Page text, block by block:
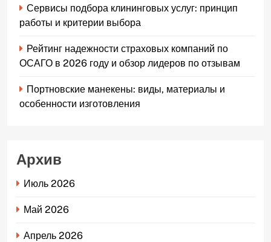
Сервисы подбора клининговых услуг: принцип
работы и критерии выбора
Рейтинг надежности страховых компаний по
ОСАГО в 2026 году и обзор лидеров по отзывам
Портновские манекены: виды, материалы и
особенности изготовления
Архив
Июль 2026
Май 2026
Апрель 2026